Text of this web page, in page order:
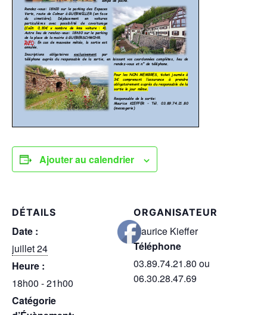
Ajouter au calendrier
DÉTAILS
Date :
juillet 24
Heure :
18h00 - 21h00
Catégorie
ORGANISATEUR
Maurice Kieffer
Téléphone
03.89.74.21.80 ou
06.30.28.47.69